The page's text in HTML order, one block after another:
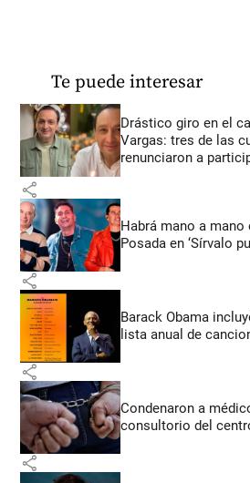
Te puede interesar
Drástico giro en el
Vargas: tres de las
renunciaron a
share
Habrá mano a
Posada en ‘Sírvalo
share
Barack Obama
lista anual de
share
Condenaron a
consultorio del
share